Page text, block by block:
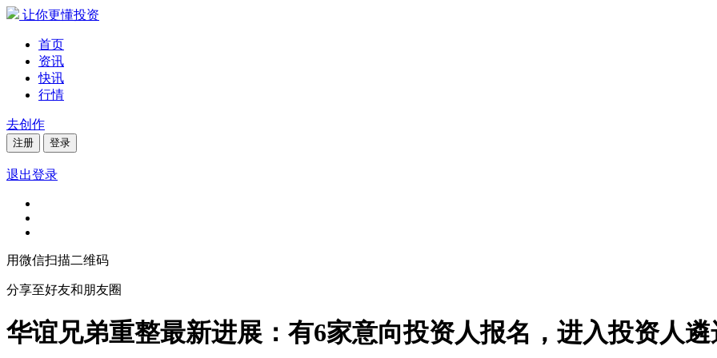
让你更懂投资
首页
资讯
快讯
行情
去创作
注册 登录
退出登录
用微信扫描二维码
分享至好友和朋友圈
华谊兄弟重整最新进展：有6家意向投资人报名，进入投资人